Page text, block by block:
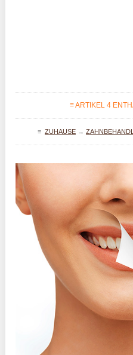
≡ ARTIKEL 4
≡ ZUHAUSE→